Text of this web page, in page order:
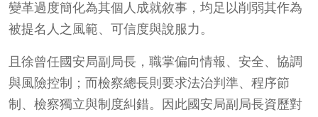
變革過度簡化為其個人成就敘事，均足以削弱其作為
被提名人之風範、可信度與說服力。
且徐曾任國安局副局長，職掌偏向情報、安全、協調
與風險控制；而檢察總長則要求法治判準、程序節
制、檢察獨立與制度糾錯。因此國安局副局長資歷對